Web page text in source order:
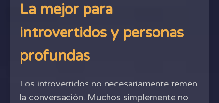
La mejor para
introvertidos y personas
profundas
Los introvertidos no necesariamente temen
la conversación. Muchos simplemente no